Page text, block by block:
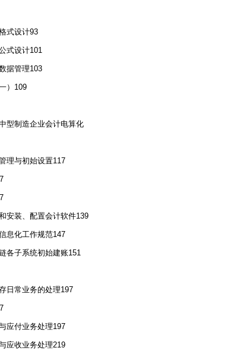
式设计93
式设计101
据管理103
） 109
型制造企业会计电算化
理与初始设置117
安装、配置会计软件139
息化工作规范147
各子系统初始建账151
日常业务的处理197
应付业务处理197
应收业务处理219